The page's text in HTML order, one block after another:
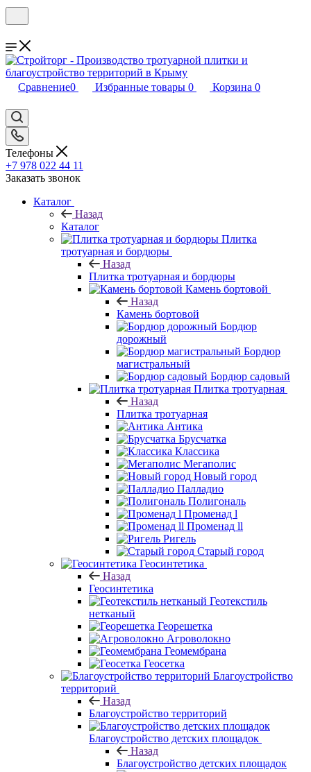
Сравнение0 Избранные товары 0 Корзина 0
Телефоны
+7 978 022 44 11
Заказать звонок
Каталог
Назад
Каталог
Плитка
тротуарная и бордюры
Назад
Плитка тротуарная и бордюры
Камень бортовой
Назад
Камень бортовой
Бордюр
дорожный
Бордюр
магистральный
Бордюр садовый
Плитка тротуарная
Назад
Плитка тротуарная
Антика
Брусчатка
Классика
Мегаполис
Новый город
Палладио
Полигональ
Променад l
Променад ll
Ригель
Старый город
Геосинтетика
Назад
Геосинтетика
Геотекстиль
нетканый
Георешетка
Агроволокно
Геомембрана
Геосетка
Благоустройство
территорий
Назад
Благоустройство территорий
Благоустройство детских площадок
Назад
Благоустройство детских площадок